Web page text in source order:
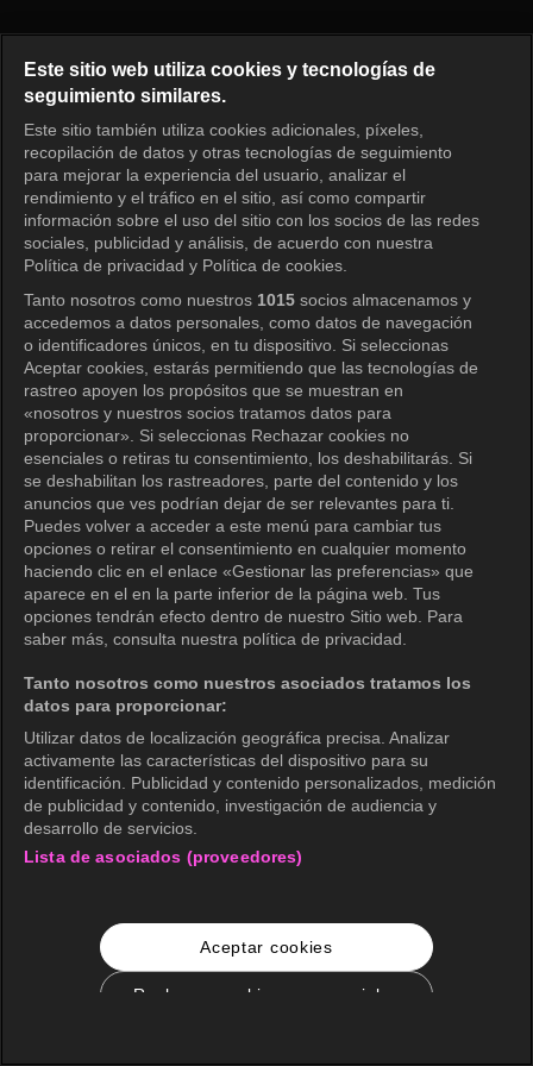
Iniciar sesión
Este sitio web utiliza cookies y tecnologías de
seguimiento similares.
Este sitio también utiliza cookies adicionales, píxeles,
recopilación de datos y otras tecnologías de seguimiento
para mejorar la experiencia del usuario, analizar el
rendimiento y el tráfico en el sitio, así como compartir
información sobre el uso del sitio con los socios de las redes
sociales, publicidad y análisis, de acuerdo con nuestra
Política de privacidad y Política de cookies.
Tanto nosotros como nuestros 1015 socios almacenamos y
accedemos a datos personales, como datos de navegación
o identificadores únicos, en tu dispositivo. Si seleccionas
Aceptar cookies, estarás permitiendo que las tecnologías de
rastreo apoyen los propósitos que se muestran en
«nosotros y nuestros socios tratamos datos para
proporcionar». Si seleccionas Rechazar cookies no
esenciales o retiras tu consentimiento, los deshabilitarás. Si
se deshabilitan los rastreadores, parte del contenido y los
anuncios que ves podrían dejar de ser relevantes para ti.
Puedes volver a acceder a este menú para cambiar tus
opciones o retirar el consentimiento en cualquier momento
haciendo clic en el enlace «Gestionar las preferencias» que
aparece en el en la parte inferior de la página web. Tus
opciones tendrán efecto dentro de nuestro Sitio web. Para
saber más, consulta nuestra política de privacidad.
Tanto nosotros como nuestros asociados tratamos los
datos para proporcionar:
Utilizar datos de localización geográfica precisa. Analizar
activamente las características del dispositivo para su
identificación. Publicidad y contenido personalizados, medición
de publicidad y contenido, investigación de audiencia y
desarrollo de servicios.
Lista de asociados (proveedores)
Aceptar cookies
Rechazar cookies no esenciales